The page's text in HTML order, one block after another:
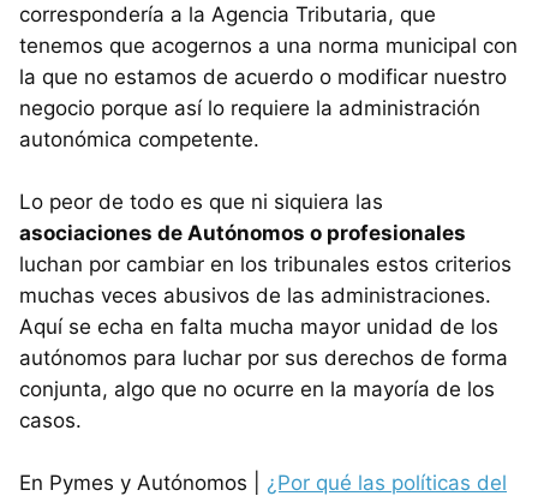
correspondería a la Agencia Tributaria, que
tenemos que acogernos a una norma municipal con
la que no estamos de acuerdo o modificar nuestro
negocio porque así lo requiere la administración
autonómica competente.
Lo peor de todo es que ni siquiera las
asociaciones de Autónomos o profesionales
luchan por cambiar en los tribunales estos criterios
muchas veces abusivos de las administraciones.
Aquí se echa en falta mucha mayor unidad de los
autónomos para luchar por sus derechos de forma
conjunta, algo que no ocurre en la mayoría de los
casos.
En Pymes y Autónomos | ¿Por qué las políticas del